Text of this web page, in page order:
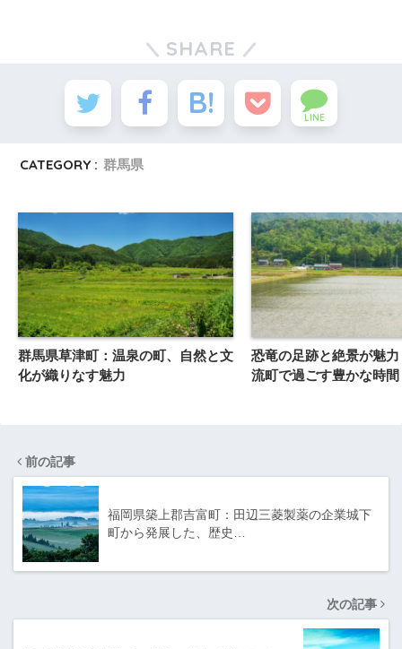
SHARE
LINE
CATEGORY : 群馬県
群馬県草津町：温泉の町、自然と文
化が織りなす魅力
恐竜の足跡と絶景が魅
流町で過ごす豊かな時間
前の記事
福岡県築上郡吉富町：田辺三菱製薬の企業城下
町から発展した、歴史…
次の記事